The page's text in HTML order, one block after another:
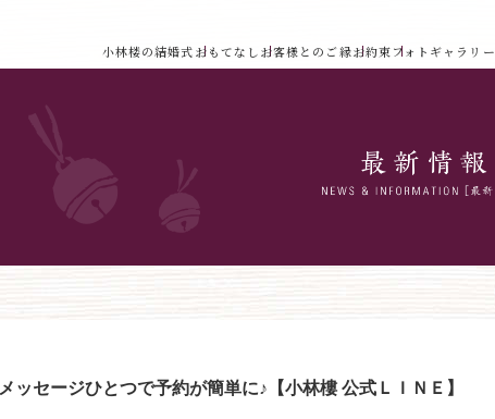
小林楼の結婚式おもてなしお客様とのご縁お約束フォトギャラリー
メッセージひとつで予約が簡単に♪【小林樓 公式ＬＩＮＥ】